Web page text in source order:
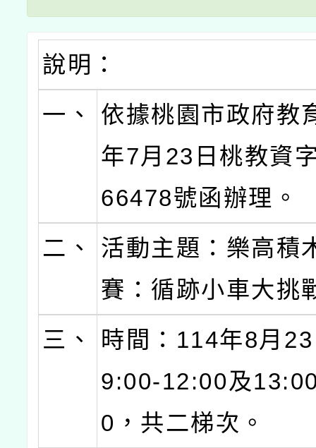
說明：
一、
依據桃園市政府教
年7月23日桃教資
66478號函辦理。
二、
活動主題：樂高積
賽：循跡小車大挑
三、
時間：114年8月
9:00-12:00及
0，共二梯次。